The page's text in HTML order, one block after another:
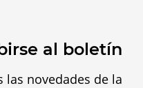
al boletín
las novedades de la